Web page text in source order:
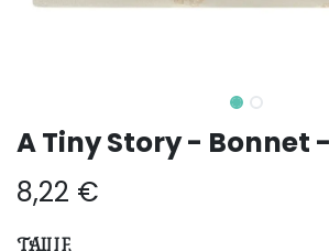
A Tiny Story - Bonnet
8,22 €
TAILLE